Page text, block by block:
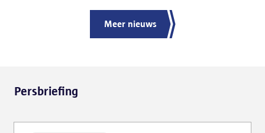
Meer nieuws
Persbriefing